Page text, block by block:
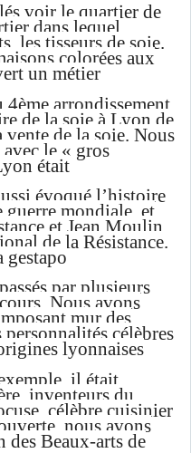
voir le quartier de
dans lequel
les tisseurs de soie.
colorées aux
un métier
arrondissement.
de la soie à Lyon de
vente de la soie. Nous
le « gros
était
évoqué l’histoire
guerre mondiale, et
et Jean Moulin,
de la Résistance.
gestapo
par plusieurs
Nous avons
mur des
célèbres
lyonnaises
il était
inventeurs du
célèbre cuisinier
nous avons
Beaux-arts de